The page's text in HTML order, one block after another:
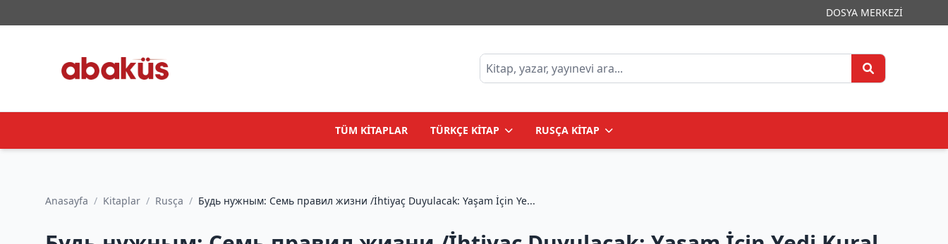
DOSYA MERKEZİ
TÜM KİTAPLAR TÜRKÇE KİTAP RUSÇA KİTAP
Anasayfa / Kitaplar / Rusça / Будь нужным: Семь правил жизни /İhtiyaç Duyulacak: Yaşam İçin Ye...